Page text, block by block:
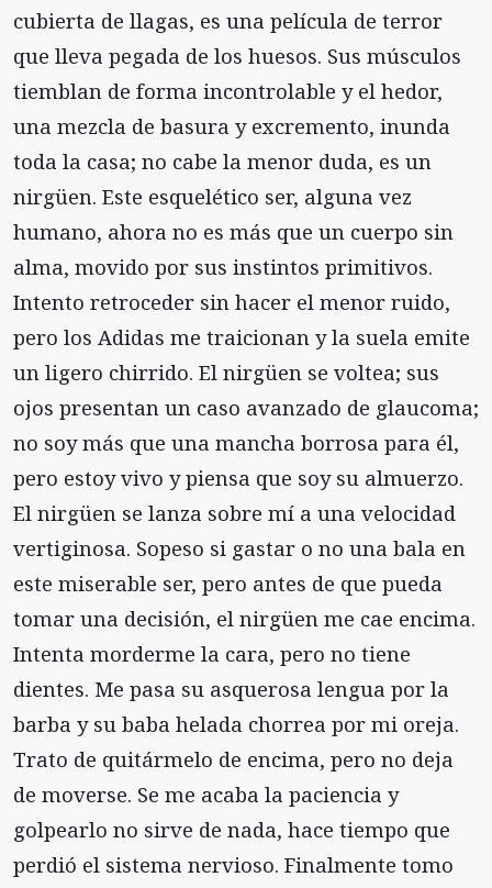
cubierta de llagas, es una película de terror
que lleva pegada de los huesos. Sus músculos
tiemblan de forma incontrolable y el hedor,
una mezcla de basura y excremento, inunda
toda la casa; no cabe la menor duda, es un
nirgüen. Este esquelético ser, alguna vez
humano, ahora no es más que un cuerpo sin
alma, movido por sus instintos primitivos.
Intento retroceder sin hacer el menor ruido,
pero los Adidas me traicionan y la suela emite
un ligero chirrido. El nirgüen se voltea; sus
ojos presentan un caso avanzado de glaucoma;
no soy más que una mancha borrosa para él,
pero estoy vivo y piensa que soy su almuerzo.
El nirgüen se lanza sobre mí a una velocidad
vertiginosa. Sopeso si gastar o no una bala en
este miserable ser, pero antes de que pueda
tomar una decisión, el nirgüen me cae encima.
Intenta morderme la cara, pero no tiene
dientes. Me pasa su asquerosa lengua por la
barba y su baba helada chorrea por mi oreja.
Trato de quitármelo de encima, pero no deja
de moverse. Se me acaba la paciencia y
golpearlo no sirve de nada, hace tiempo que
perdió el sistema nervioso. Finalmente tomo